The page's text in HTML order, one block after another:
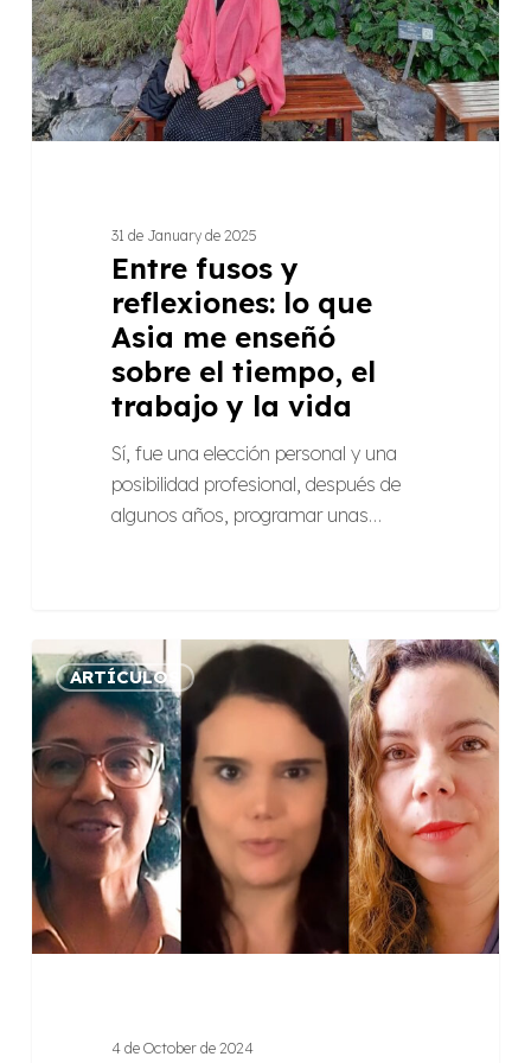
Asia
me
enseñó
sobre
31 de January de 2025
Entre fusos y
reflexiones: lo que
Asia me enseñó
sobre el tiempo, el
trabajo y la vida
Sí, fue una elección personal y una
posibilidad profesional, después de
algunos años, programar unas…
Medición
de
impactos:
caminos
y
aprendizajes
ARTÍCULOS
4 de October de 2024